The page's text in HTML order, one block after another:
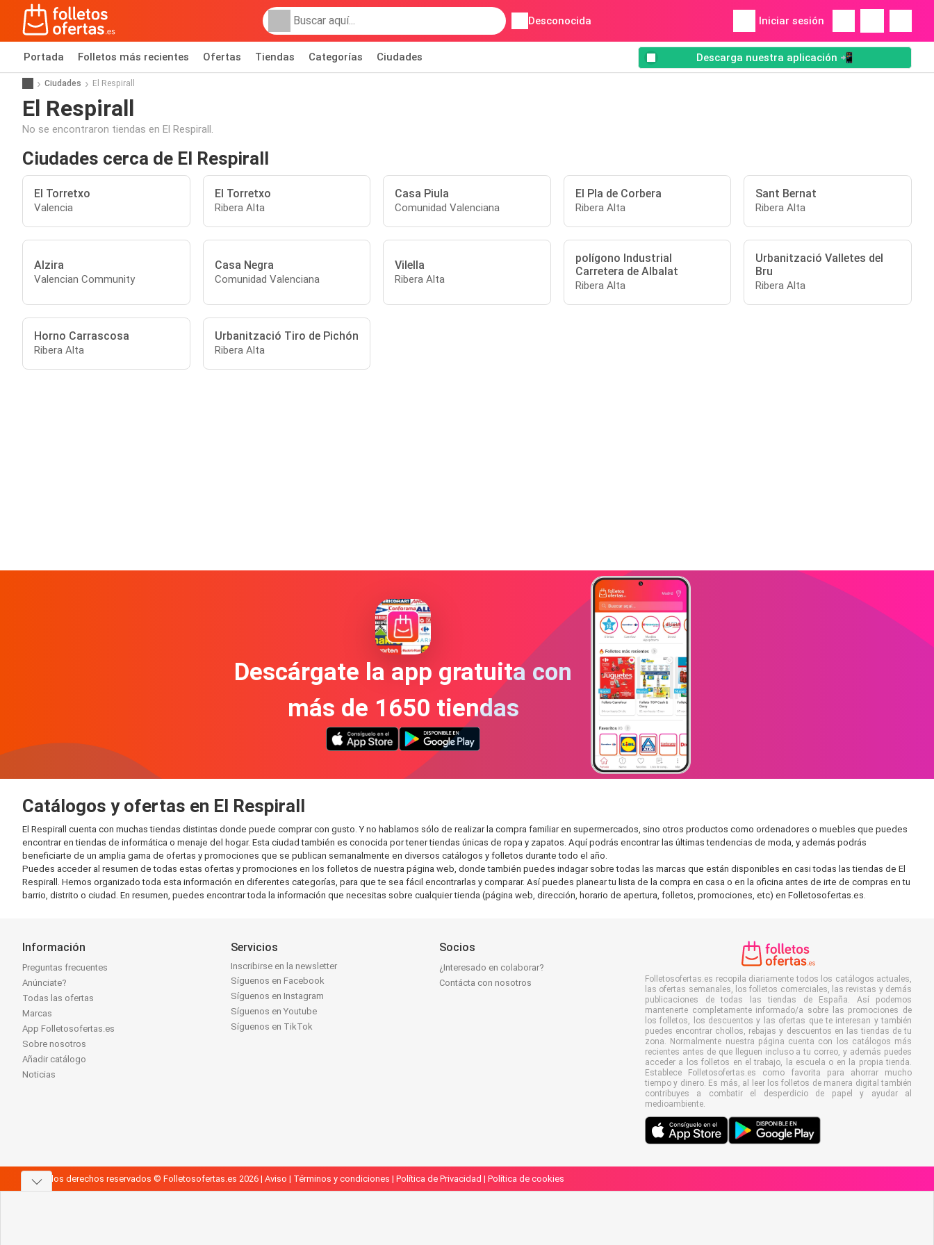
Desconocida Iniciar sesión
Portada Folletos más recientes Ofertas Tiendas Categorías Ciudades Descarga nuestra aplicación 📲
Ciudades El Respirall
El Respirall
No se encontraron tiendas en El Respirall.
Ciudades cerca de El Respirall
El Torretxo
Valencia
El Torretxo
Ribera Alta
Casa Piula
Comunidad Valenciana
El Pla de Corbera
Ribera Alta
Sant Bernat
Ribera Alta
Alzira
Valencian Community
Casa Negra
Comunidad Valenciana
Vilella
Ribera Alta
polígono Industrial
Carretera de Albalat
Ribera Alta
Urbanització Valletes del
Bru
Ribera Alta
Horno Carrascosa
Ribera Alta
Urbanització Tiro de Pichón
Ribera Alta
Descárgate la app gratuita con
más de 1650 tiendas
Catálogos y ofertas en El Respirall
El Respirall cuenta con muchas tiendas distintas donde puede comprar con gusto. Y no hablamos sólo de realizar la compra familiar en supermercados, sino otros productos como ordenadores o muebles que puedes
encontrar en tiendas de informática o menaje del hogar. Esta ciudad también es conocida por tener tiendas únicas de ropa y zapatos. Aquí podrás encontrar las últimas tendencias de moda, y además podrás
beneficiarte de un amplia gama de ofertas y promociones que se publican semanalmente en diversos catálogos y folletos durante todo el año.
Puedes acceder al resumen de todas estas ofertas y promociones en los folletos de nuestra página web, donde también puedes indagar sobre todas las marcas que están disponibles en casi todas las tiendas de El
Respirall. Hemos organizado toda esta información en diferentes categorías, para que te sea fácil encontrarlas y comparar. Así puedes planear tu lista de la compra en casa o en la oficina antes de irte de compras en tu
barrio, distrito o ciudad. En resumen, puedes encontrar toda la información que necesitas sobre cualquier tienda (página web, dirección, horario de apertura, folletos, promociones, etc) en Folletosofertas.es.
Información
Preguntas frecuentes
Anúnciate?
Todas las ofertas
Marcas
App Folletosofertas.es
Sobre nosotros
Añadir catálogo
Noticias
Servicios
Inscribirse en la newsletter
Síguenos en Facebook
Síguenos en Instagram
Síguenos en Youtube
Síguenos en TikTok
Socios
¿Interesado en colaborar?
Contácta con nosotros
Folletosofertas.es recopila diariamente todos los catálogos actuales,
las ofertas semanales, los folletos comerciales, las revistas y demás
publicaciones de todas las tiendas de España. Así podemos
mantenerte completamente informado/a sobre las promociones de
los folletos, los descuentos y las ofertas que te interesan y también
puedes encontrar chollos, rebajas y descuentos en las tiendas de tu
zona. Normalmente nuestra página cuenta con los catálogos más
recientes antes de que lleguen incluso a tu correo, y además puedes
acceder a los folletos en el trabajo, la escuela o en la propia tienda.
Establece Folletosofertas.es como favorita para ahorrar mucho
tiempo y dinero. Es más, al leer los folletos de manera digital también
contribuyes a combatir el desperdicio de papel y ayudar al
medioambiente.
Todos los derechos reservados © Folletosofertas.es 2026 | Aviso | Términos y condiciones | Política de Privacidad | Política de cookies